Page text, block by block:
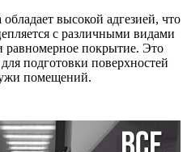
высокой адгезией, что
с различными видами
равномерное покрытие. Это
подготовки поверхностей
помещений.